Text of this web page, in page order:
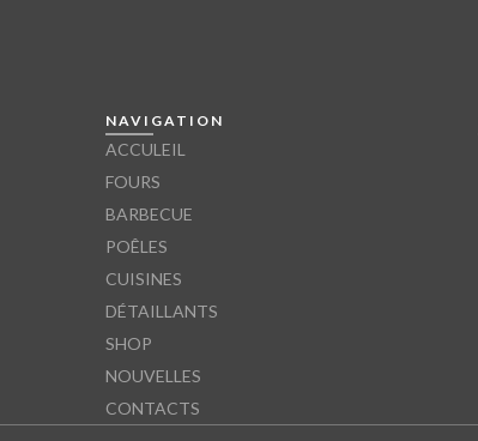
NAVIGATION
ACCULEIL
FOURS
BARBECUE
POÊLES
CUISINES
DÉTAILLANTS
SHOP
NOUVELLES
CONTACTS